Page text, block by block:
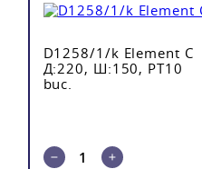
D1258/1/k Element C
Д:220, Ш:150, PT10
buc.